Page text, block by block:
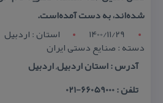
شده‌اند، به دست آمده‌است.
1400/11/29
استان : اردبيل
دسته : صنایع دستی ایران
آدرس : استان اردبیل, اردبیل
تلفن : 66059000-021